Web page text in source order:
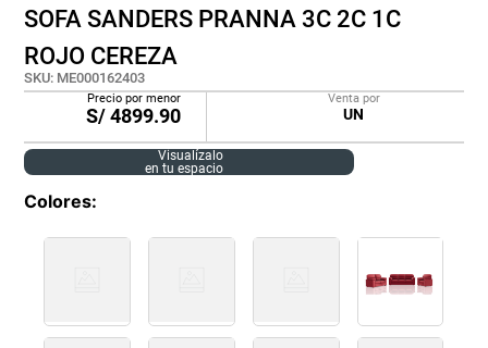
SOFA SANDERS PRANNA 3C 2C 1C
ROJO CEREZA
SKU: ME000162403
Precio por menor
S/4899.90
Venta por
UN
Visualízalo
en tu espacio
Colores